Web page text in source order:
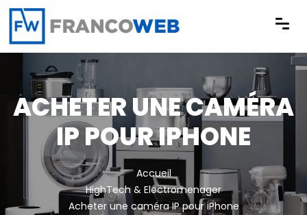
Panneau de gestion des cookies
ACHETER UNE CAMÉRA
IP POUR IPHONE
Accueil
HighTech & Electromenager
Acheter une caméra IP pour iPhone